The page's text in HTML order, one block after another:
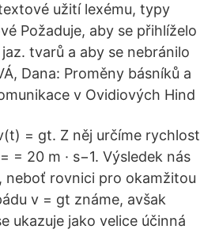
užití lexému, typy
Požaduje, aby se přihlíželo
tvarů a aby se nebránilo
Dana: Proměny básníků a
v Ovidiových Hind
= gt. Z něj určíme rychlost
= 20 m · s−1. Výsledek nás
neboť rovnici pro okamžitou
v = gt známe, avšak
ukazuje jako velice účinná